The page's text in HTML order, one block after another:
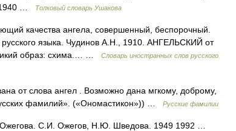
1940 …
Толковый словарь Ушакова
качества ангела, совершенный, беспорочный.
языка. Чудинов А.Н., 1910. АНГЕЛЬСКИЙ от
образ: схима.… …
Словарь иностранных слов русского
от слова ангел . Возможно дана мгкому, доброму,
фамилий». («Ономастикон»)) …
Русские фамилии
С.И. Ожегов, Н.Ю. Шведова. 1949 1992 …